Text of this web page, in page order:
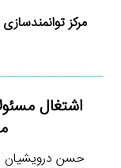
اشتغال
حسن درویشیان